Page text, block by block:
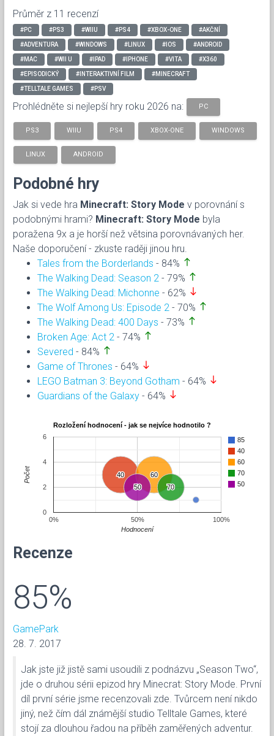
Průměr z 11 recenzí
#PC #PS3 #WIIU #PS4 #XBOX-ONE #AKČNÍ
#ADVENTURA #WINDOWS #LINUX #IOS #ANDROID
#MAC #WII U #IPAD #IPHONE #VITA #X360
#EPISODICKÝ #INTERAKTIVNÍ FILM #MINECRAFT
#TELLTALE GAMES #PSV
Prohlédněte si nejlepší hry roku 2026 na: PC
PS3 WIIU PS4 XBOX-ONE WINDOWS
LINUX ANDROID
Podobné hry
Jak si vede hra Minecraft: Story Mode v porovnání s
podobnými hrami? Minecraft: Story Mode byla
poražena 9x a je horší než větsina porovnávaných her.
Naše doporučení - zkuste raději jinou hru.
Tales from the Borderlands - 84% north
The Walking Dead: Season 2 - 79% north
The Walking Dead: Michonne - 62% south
The Wolf Among Us: Episode 2 - 70% north
The Walking Dead: 400 Days - 73% north
Broken Age: Act 2 - 74% north
Severed - 84% north
Game of Thrones - 64% south
LEGO Batman 3: Beyond Gotham - 64% south
Guardians of the Galaxy - 64% south
Rozložení hodnocení - jak se nejvíce hodnotilo ?
85
40
60
70
50
40
40 60
60
70
70
50
50
0% 50% 100%
0
2
4
6
Hodnocení
Počet
Recenze
85%
GamePark
28. 7. 2017
Jak jste již jistě sami usoudili z podnázvu „Season Two“,
jde o druhou sérii epizod hry Minecrat: Story Mode. První
díl první série jsme recenzovali zde. Tvůrcem není nikdo
jiný, než čím dál známější studio Telltale Games, které
stojí za dlouhou řadou na příběh zaměřených adventur.